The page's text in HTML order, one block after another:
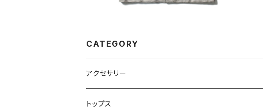
CATEGORY
アクセサリー
バック
トップス